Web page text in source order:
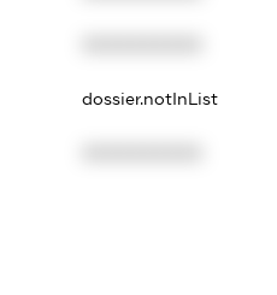
dossier.notInList